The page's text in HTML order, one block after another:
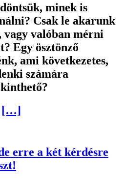
minek is
Csak le akarunk
valóban mérni
Egy ösztönző
ami következetes,
számára
[…]
erre a két kérdésre